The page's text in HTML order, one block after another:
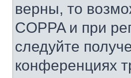
верны, то
COPPA и при
следуйте
конференциях